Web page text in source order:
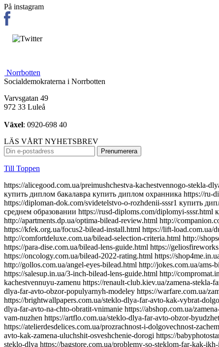
På instagram
Norrbotten
Socialdemokraterna i Norrbotten
Varvsgatan 49
972 33 Luleå
Växel: 0920-698 40
LÄS VÅRT NYHETSBREV
Till Toppen
https://alicegood.com.ua/preimushchestva-kachestvennogo-stekla-dlya-far-svet-kotoryy-vam-nuzhen https://aurus-diploms.com/diplom-tekhnikuma.html https://gosznac-diplom24.com/kupit-diplom-kolledzha купить диплом бакалавра купить диплом охранника https://ru-diplomirovans.com/аттестат-9-классов https://lands-diplomix.com/goroda/orenburg.html купить диплом в ростове-на-дону https://diploman-dok.com/svidetelstvo-o-rozhdenii-sssr1 купить диплом о среднем образовании https://radiplomy.com/kupit-diplom-onlajn https://originality-diplomix.com/маркетолог купить диплом о среднем образовании https://rusd-diploms.com/diplomyi-sssr.html купить диплом в омске https://try-kolduna.com.ua/where-to-buy-bilead-lens.html https://silvestry.com.ua/top-5-powerful-bilead.html http://apartments.dp.ua/optima-bilead-review.html http://companion.com.ua/laser-bilead-future.html http://slovakia.kiev.ua/h7-bilead-lens-guide.html https://join.com.ua/h4-bilead-lens-guide.html https://kfek.org.ua/focus2-bilead-install.html https://lift-load.com.ua/dual-chip-bilead-lens.html http://davinci-design.com.ua/bolt-mount-bilead.html http://funhost.org.ua/bilead-test-drive.html http://comfortdeluxe.com.ua/bilead-selection-criteria.html http://shopsecret.com.ua/bilead-principles.html https://firma.com.ua/bilead-lens-revolution.html http://sun-shop.com.ua/bilead-lens-price-comparison.html https://para-dise.com.ua/bilead-lens-guide.html https://geliosfireworks.com.ua/bilead-installation-guide.html https://tops.net.ua/bilead-buyers-guide.html https://degustator.net.ua/bilead-2024-review.html https://oncology.com.ua/bilead-2022-rating.html https://shop4me.in.ua/bestselling-bilead-2023.html https://crazy-professor.com.ua/aozoom-bilead-review.html http://reklama-sev.com.ua/angel-eyes-bilead.html http://gollos.com.ua/angel-eyes-bilead.html http://jokes.com.ua/ams-bilead-review.html https://greenap.com.ua/adaptive-bilead-future.html http://kvn-tehno.com.ua/3-inch-bilead-market-review.html https://salesup.in.ua/3-inch-bilead-lens-guide.html http://compromat.in.ua/2-5-inch-bilead-lens-guide.html http://vlada.dp.ua/24v-bilead-truck.html https://i-medic.com.ua/steklo-dlya-far-avto-kak-vybrat-kachestvennuyu-zamenu https://renault-club.kiev.ua/zamena-stekla-far-avto-vse-chto-nuzhno-znat https://tehnoprice.in.ua/pochemu-vazhno-kachestvennoe-steklo-dlya-far-avto https://lifeinvest.com.ua/steklo-dlya-far-avto-obzor-populyarnyh-modeley https://warfare.com.ua/zamena-stekla-dlya-far-avto-poshagovaya-instruktsiya https://05161.com.ua/prozrachnost-i-stil-obnovlenie-stekla-far-dlya-avto https://brightwallpapers.com.ua/steklo-dlya-far-avto-kak-vybrat-dolgovechnyj-variant https://3dlevsha.com.ua/top-proizvoditelej-stekla-dlya-far-avto-v-2024-godu https://abank.com.ua/sovety-po-vyboru-stekla-dlya-far-avto-na-chto-obratit-vnimanie https://abshop.com.ua/zamena-stekla-na-farah-avto-kak-uluchshit-vidimost-i-stil https://alicegood.com.ua/preimushchestva-kachestvennogo-stekla-dlya-far-svet-kotoryy-vam-nuzhen https://artflo.com.ua/steklo-dlya-far-avto-obzor-byudzhetnyh-i-premialnyh-variantov https://atlantic-club.com.ua/kak-